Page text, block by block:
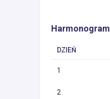
Harmonogram
DZIEŃ
1
2